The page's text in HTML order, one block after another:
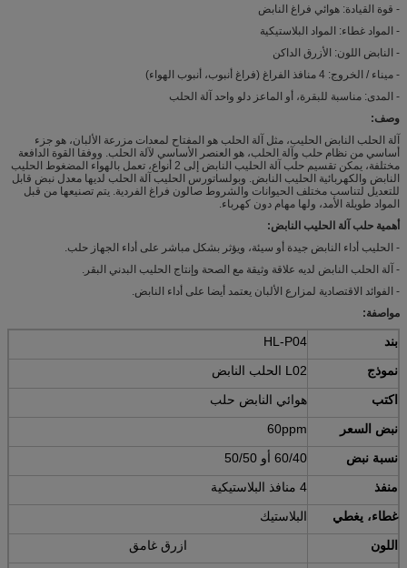
- قوة القيادة: هوائي فراغ النابض
- المواد غطاء: المواد البلاستيكية
- النابض اللون: الأزرق الداكن
- ميناء / الخروج: 4 منافذ الفراغ (فراغ أنبوب، أنبوب الهواء)
- المدى: مناسبة للبقرة، أو الماعز دلو واحد آلة الحلب
وصف:
آلة الحلب النابض الحليب، مثل آلة الحلب هو المفتاح لمعدات مزرعة الألبان، هو جزء
أساسي من نظام حلب وآلة الحلب، هو العنصر الأساسي لآلة الحلب. ووفقا القوة الدافعة
مختلفة، يمكن تقسيم حلب آلة الحليب النابض إلى 2 أنواع، تعمل بالهواء المضغوط الحليب
النابض والكهربائية الحليب النابض. وبولساتورس الحليب آلة الحلب لديها معدل نبض قابل
للتعديل لتناسب مختلف الحيوانات والشروط صالون فراغ الفردية. يتم تصنيعها من قبل
المواد طويلة الأمد، ولها مهام دون كهرباء.
أهمية حلب آلة الحليب النابض:
- الحليب أداء النابض جيدة أو سيئة، ويؤثر بشكل مباشر على أداء الجهاز حلب.
- آلة الحلب النابض لديه علاقة وثيقة مع الصحة وإنتاج الحليب البدني البقر.
- الفوائد الاقتصادية لمزارع الألبان يعتمد أيضا على أداء النابض.
مواصفة:
بند
HL-P04
نموذج
L02 الحلب النابض
اكتب
هوائي النابض حلب
نبض السعر
60ppm
نسبة نبض
60/40 أو 50/50
منفذ
4 منافذ البلاستيكية
غطاء، يغطي
البلاستيك
اللون
ازرق غامق